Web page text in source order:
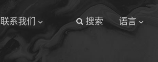
联系我们 搜索 语言